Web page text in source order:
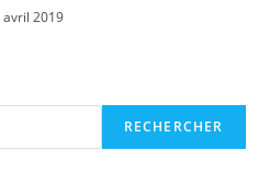
avril 2019
RECHERCHER